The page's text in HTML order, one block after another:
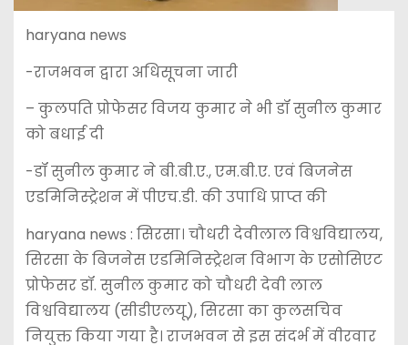
haryana news
-राजभवन द्वारा अधिसूचना जारी
– कुलपति प्रोफेसर विजय कुमार ने भी डॉ सुनील कुमार
को बधाई दी
-डॉ सुनील कुमार ने बी.बी.ए., एम.बी.ए. एवं बिजनेस
एडमिनिस्ट्रेशन में पीएच.डी. की उपाधि प्राप्त की
haryana news : सिरसा। चौधरी देवीलाल विश्वविद्यालय,
सिरसा के बिजनेस एडमिनिस्ट्रेशन विभाग के एसोसिएट
प्रोफेसर डॉ. सुनील कुमार को चौधरी देवी लाल
विश्वविद्यालय (सीडीएलयू), सिरसा का कुलसचिव
नियुक्त किया गया है। राजभवन से इस संदर्भ में वीरवार